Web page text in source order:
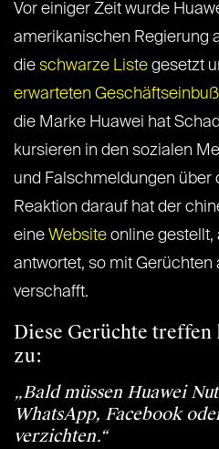
Vor einiger Zeit wurde
amerikanischen Regierung
die schwarze Liste gesetzt
erwarteten
die Marke Huawei hat
kursieren in den sozialen
und Falschmeldungen über
Reaktion darauf hat der
eine Website online gestellt,
antwortet, so mit Gerüchten
verschafft.
Diese Gerüchte
zu:
„Bald müssen Huawei
WhatsApp, Facebook
verzichten.“